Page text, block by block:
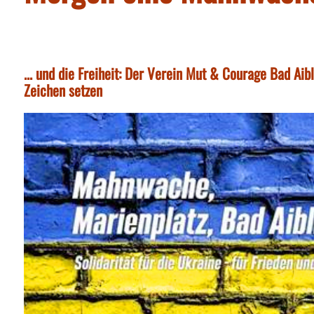
... und die Freiheit: Der Verein Mut & Courage Bad
Zeichen setzen